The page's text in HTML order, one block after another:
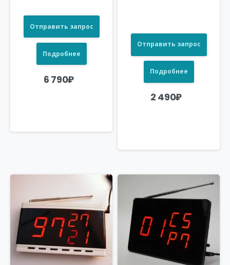
Отправить запрос
Подробнее
6 790₽
Отправить запрос
Подробнее
2 490₽